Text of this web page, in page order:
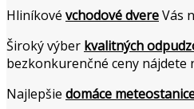
Hliníkové vchodové dvereVás
Široký výber kvalitných
bezkonkurenčné ceny nájdete
Najlepšie domáce